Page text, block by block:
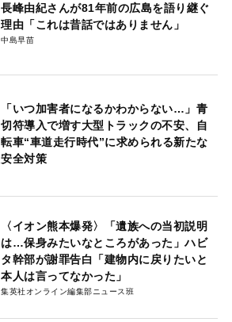
長峰由紀さんが81年前の広島を語り継ぐ
理由「これは昔話ではありません」
中島早苗
「いつ加害者になるかわからない…」青
切符導入で増す大型トラックの不安、自
転車“車道走行時代”に求められる新たな
安全対策
〈イオン熊本爆発〉「遺族への当初説明
は…保身みたいなところがあった」ハビ
タ幹部が謝罪告白「建物内に戻りたいと
本人は言ってなかった」
集英社オンライン編集部ニュース班